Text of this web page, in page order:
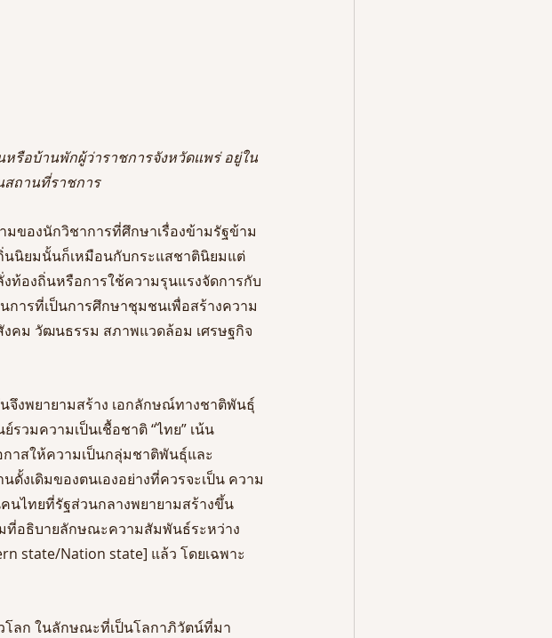
หรือบ้านพักผู้ว่าราชการจังหวัดแพร่ อยู่ใน
สถานที่ราชการ
ของนักวิชาการที่ศึกษาเรื่องข้ามรัฐข้าม
นนิยมนั้นก็เหมือนกับกระแสชาตินิยมแต่
งท้องถิ่นหรือการใช้ความรุนแรงจัดการกับ
การที่เป็นการศึกษาชุมชนเพื่อสร้างความ
งคม วัฒนธรรม สภาพแวดล้อม เศรษฐกิจ
งพยายามสร้าง เอกลักษณ์ทางชาติพันธุ์
วมความเป็นเชื้อชาติ “ไทย” เน้น
าสให้ความเป็นกลุ่มชาติพันธุ์และ
งเดิมของตนเองอย่างที่ควรจะเป็น ความ
ไทยที่รัฐส่วนกลางพยายามสร้างขึ้น
ที่อธิบายลักษณะความสัมพันธ์ระหว่าง
state/Nation state] แล้ว โดยเฉพาะ
ลก ในลักษณะที่เป็นโลกาภิวัตน์ที่มา